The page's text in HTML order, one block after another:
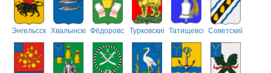
ЭнгельсскийХвалынскийФёдоровскийТурковский ТатищевскийСоветский